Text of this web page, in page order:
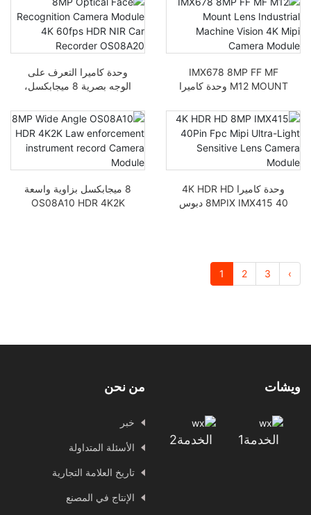
المستندات OCR،
IMX678 8MP FF MF
M12 MOUNT وحدة كاميرا
وحدة كاميرا التعرف على
الوجه بصرية 8 ميجابكسل،
بتقنية 60 إطار في الثانية،
OS08A20
وحدة كاميرا 4K HDR HD
8MPIX IMX415 40 دبوس
8 ميجابكسل بزاوية واسعة
OS08A10 HDR 4K2K
1 2 3 ›
ويشات
الخدمة1 الخدمة2
من نحن
خبر
الأسئلة المتداولة
تاريخ العلامة التجارية
الإنتاج في المصنع